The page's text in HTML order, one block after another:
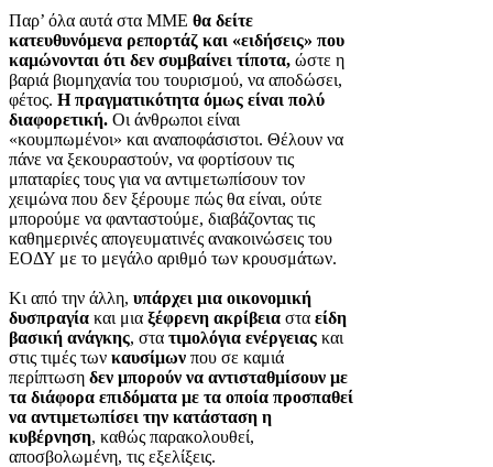
Παρ’ όλα αυτά στα ΜΜΕ θα δείτε
κατευθυνόμενα ρεπορτάζ και «ειδήσεις» που
καμώνονται ότι δεν συμβαίνει τίποτα, ώστε η
βαριά βιομηχανία του τουρισμού, να αποδώσει,
φέτος. Η πραγματικότητα όμως είναι πολύ
διαφορετική. Οι άνθρωποι είναι
«κουμπωμένοι» και αναποφάσιστοι. Θέλουν να
πάνε να ξεκουραστούν, να φορτίσουν τις
μπαταρίες τους για να αντιμετωπίσουν τον
χειμώνα που δεν ξέρουμε πώς θα είναι, ούτε
μπορούμε να φανταστούμε, διαβάζοντας τις
καθημερινές απογευματινές ανακοινώσεις του
ΕΟΔΥ με το μεγάλο αριθμό των κρουσμάτων.
Κι από την άλλη, υπάρχει μια οικονομική
δυσπραγία και μια ξέφρενη ακρίβεια στα είδη
βασική ανάγκης, στα τιμολόγια ενέργειας και
στις τιμές των καυσίμων που σε καμιά
περίπτωση δεν μπορούν να αντισταθμίσουν με
τα διάφορα επιδόματα με τα οποία προσπαθεί
να αντιμετωπίσει την κατάσταση η
κυβέρνηση, καθώς παρακολουθεί,
αποσβολωμένη, τις εξελίξεις.